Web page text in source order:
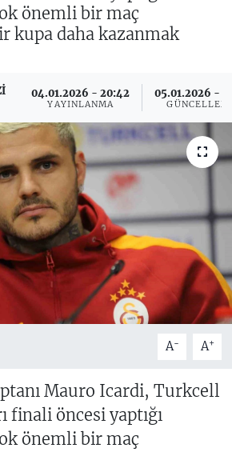
önemli bir maç
kupa daha kazanmak
04.01.2026 - 20:42
YAYINLANMA
05.01.2026 -
A- A+
Mauro Icardi, Turkcell
finali öncesi yaptığı
önemli bir maç